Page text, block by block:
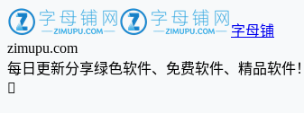
字母铺
zimupu.com
每日更新分享绿色软件、免费软件、精品软件！
